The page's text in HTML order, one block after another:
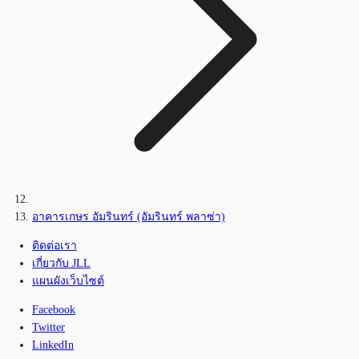
อาคารเกษร อัมรินทร์ (อัมรินทร์ พลาซ่า)
ติดต่อเรา
เกี่ยวกับ JLL
แผนผังเว็บไซต์
Facebook
Twitter
LinkedIn